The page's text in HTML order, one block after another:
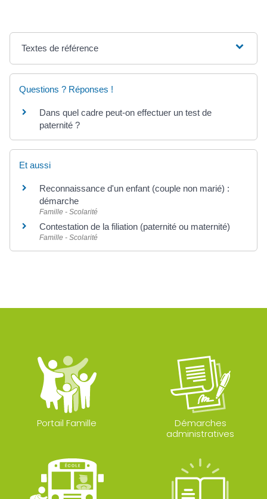
Textes de référence
Questions ? Réponses !
Dans quel cadre peut-on effectuer un test de
paternité ?
Et aussi
Reconnaissance d'un enfant (couple non marié) :
démarche
Famille - Scolarité
Contestation de la filiation (paternité ou maternité)
Famille - Scolarité
Portail Famille
Démarches
administratives